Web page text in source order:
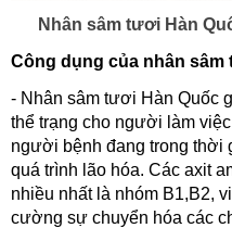
Nhân sâm tươi Hàn
Công dụng của nhân sâm
- Nhân sâm tươi Hàn Quốc
thể trạng cho người làm
người bệnh đang trong thời
quá trình lão hóa. Các axit
nhiều nhất là nhóm B1,B2,
cường sự chuyển hóa các